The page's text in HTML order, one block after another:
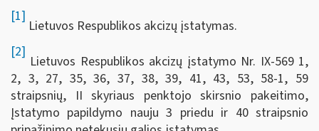
[1]
Lietuvos Respublikos akcizų įstatymas.
[2]
Lietuvos Respublikos akcizų įstatymo Nr. IX-569 1,
2, 3, 27, 35, 36, 37, 38, 39, 41, 43, 53, 58-1, 59
straipsnių, II skyriaus penktojo skirsnio pakeitimo,
Įstatymo papildymo nauju 3 priedu ir 40 straipsnio